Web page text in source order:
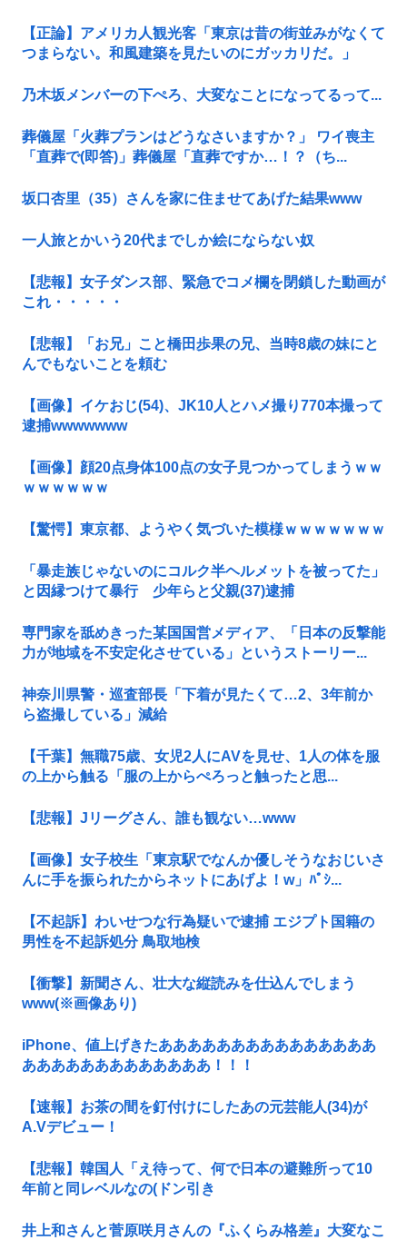
【正論】アメリカ人観光客「東京は昔の街並みがなくて
つまらない。和風建築を見たいのにガッカリだ。」
乃木坂メンバーの下ぺろ、大変なことになってるって...
葬儀屋「火葬プランはどうなさいますか？」 ワイ喪主
「直葬で(即答)」葬儀屋「直葬ですか…！？（ち...
坂口杏里（35）さんを家に住ませてあげた結果www
一人旅とかいう20代までしか絵にならない奴
【悲報】女子ダンス部、緊急でコメ欄を閉鎖した動画が
これ・・・・・
【悲報】「お兄」こと橋田歩果の兄、当時8歳の妹にと
んでもないことを頼む
【画像】イケおじ(54)、JK10人とハメ撮り770本撮って
逮捕wwwwwww
【画像】顔20点身体100点の女子見つかってしまうｗｗ
ｗｗｗｗｗｗ
【驚愕】東京都、ようやく気づいた模様ｗｗｗｗｗｗｗ
「暴走族じゃないのにコルク半ヘルメットを被ってた」
と因縁つけて暴行 少年らと父親(37)逮捕
専門家を舐めきった某国国営メディア、「日本の反撃能
力が地域を不安定化させている」というストーリー...
神奈川県警・巡査部長「下着が見たくて…2、3年前か
ら盗撮している」減給
【千葉】無職75歳、女児2人にAVを見せ、1人の体を服
の上から触る「服の上からぺろっと触ったと思...
【悲報】Jリーグさん、誰も観ない…www
【画像】女子校生「東京駅でなんか優しそうなおじいさ
んに手を振られたからネットにあげよ！w」ﾊﾟｼ...
【不起訴】わいせつな行為疑いで逮捕 エジプト国籍の
男性を不起訴処分 鳥取地検
【衝撃】新聞さん、壮大な縦読みを仕込んでしまう
www(※画像あり)
iPhone、値上げきたあああああああああああああああ
あああああああああああああ！！！
【速報】お茶の間を釘付けにしたあの元芸能人(34)が
A.Vデビュー！
【悲報】韓国人「え待って、何で日本の避難所って10
年前と同レベルなの(ドン引き
井上和さんと菅原咲月さんの『ふくらみ格差』大変なこ